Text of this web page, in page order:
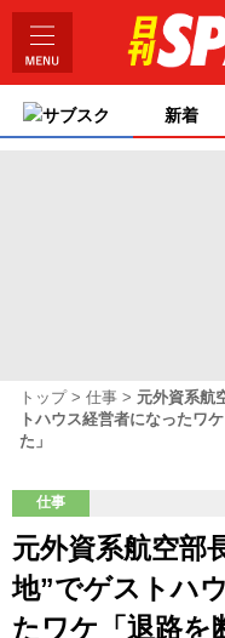
サブスク 新着
トップ 仕事
元外資系航
トハウス経営者になったワ
た」
仕事
元外資系航空部
地”でゲストハ
たワケ「退路を